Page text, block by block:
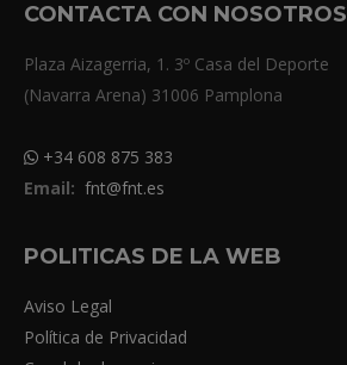
CONTACTA CON NOSOTROS
Plaza Aizagerria, 1. 3º Casa del Deporte
(Navarra Arena) 31006 Pamplona
+34 608 875 383
Email: fnt@fnt.es
POLITICAS DE LA WEB
Aviso Legal
Política de Privacidad